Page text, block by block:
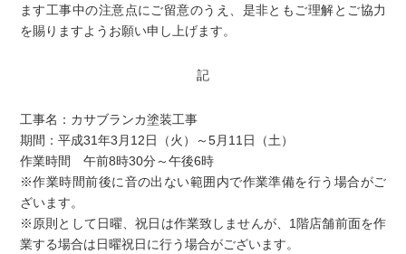
ます工事中の注意点にご留意のうえ、是非ともご理解とご協力
を賜りますようお願い申し上げます。
記
工事名：カサブランカ塗装工事
期間：平成31年3月12日（火）～5月11日（土）
作業時間 午前8時30分～午後6時
※作業時間前後に音の出ない範囲内で作業準備を行う場合がご
ざいます。
※原則として日曜、祝日は作業致しませんが、1階店舗前面を作
業する場合は日曜祝日に行う場合がございます。